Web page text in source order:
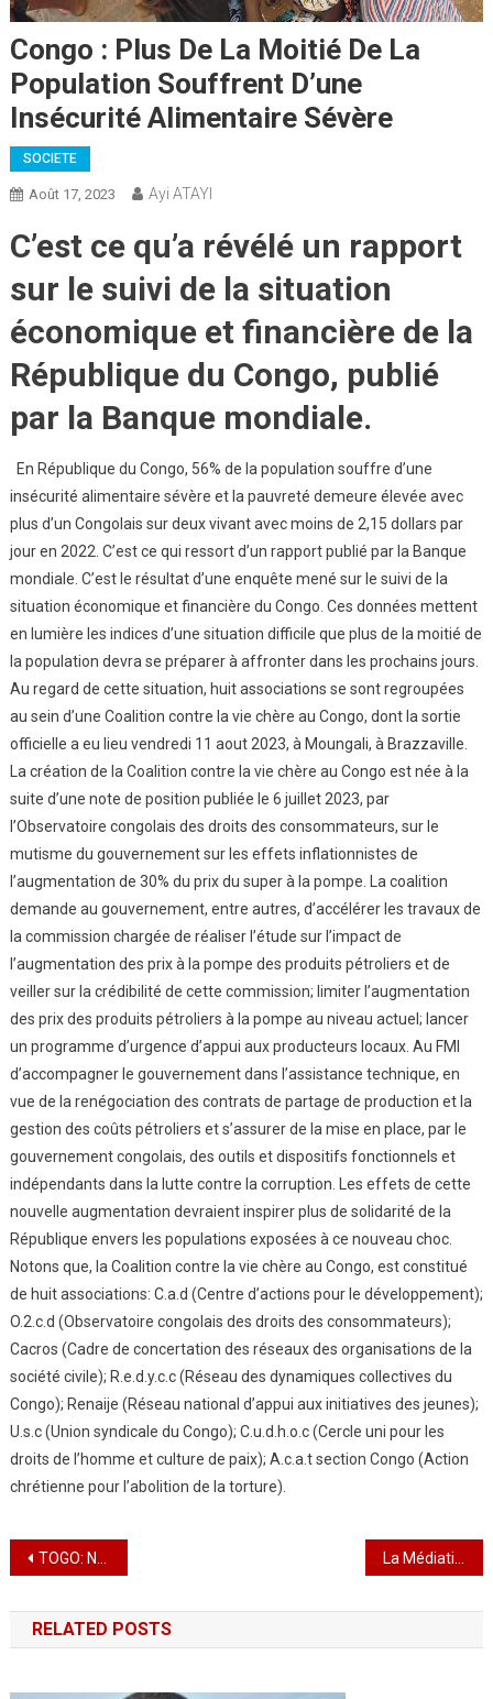
Congo : Plus De La Moitié De La
Population Souffrent D’une
Insécurité Alimentaire Sévère
SOCIETE
Août 17, 2023 Ayi ATAYI
C’est ce qu’a révélé un rapport
sur le suivi de la situation
économique et financière de la
République du Congo, publié
par la Banque mondiale.
En République du Congo, 56% de la population souffre d’une
insécurité alimentaire sévère et la pauvreté demeure élevée avec
plus d’un Congolais sur deux vivant avec moins de 2,15 dollars par
jour en 2022. C’est ce qui ressort d’un rapport publié par la Banque
mondiale. C’est le résultat d’une enquête mené sur le suivi de la
situation économique et financière du Congo. Ces données mettent
en lumière les indices d’une situation difficile que plus de la moitié de
la population devra se préparer à affronter dans les prochains jours.
Au regard de cette situation, huit associations se sont regroupées
au sein d’une Coalition contre la vie chère au Congo, dont la sortie
officielle a eu lieu vendredi 11 aout 2023, à Moungali, à Brazzaville.
La création de la Coalition contre la vie chère au Congo est née à la
suite d’une note de position publiée le 6 juillet 2023, par
l’Observatoire congolais des droits des consommateurs, sur le
mutisme du gouvernement sur les effets inflationnistes de
l’augmentation de 30% du prix du super à la pompe. La coalition
demande au gouvernement, entre autres, d’accélérer les travaux de
la commission chargée de réaliser l’étude sur l’impact de
l’augmentation des prix à la pompe des produits pétroliers et de
veiller sur la crédibilité de cette commission; limiter l’augmentation
des prix des produits pétroliers à la pompe au niveau actuel; lancer
un programme d’urgence d’appui aux producteurs locaux. Au FMI
d’accompagner le gouvernement dans l’assistance technique, en
vue de la renégociation des contrats de partage de production et la
gestion des coûts pétroliers et s’assurer de la mise en place, par le
gouvernement congolais, des outils et dispositifs fonctionnels et
indépendants dans la lutte contre la corruption. Les effets de cette
nouvelle augmentation devraient inspirer plus de solidarité de la
République envers les populations exposées à ce nouveau choc.
Notons que, la Coalition contre la vie chère au Congo, est constitué
de huit associations: C.a.d (Centre d’actions pour le développement);
O.2.c.d (Observatoire congolais des droits des consommateurs);
Cacros (Cadre de concertation des réseaux des organisations de la
société civile); R.e.d.y.c.c (Réseau des dynamiques collectives du
Congo); Renaije (Réseau national d’appui aux initiatives des jeunes);
U.s.c (Union syndicale du Congo); C.u.d.h.o.c (Cercle uni pour les
droits de l’homme et culture de paix); A.c.a.t section Congo (Action
chrétienne pour l’abolition de la torture).
Navigation
de
l’article
TOGO: Nouvelle vision pour faire briller de mille feux le CETEF avec Dr Alexandre de Souza La Médiatisation des relations France-Afrique, une œuvre de l’abbé Gustave Wanme dédicacée
RELATED POSTS